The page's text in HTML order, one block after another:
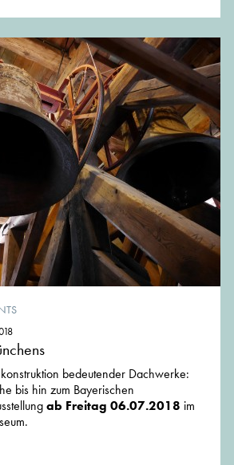
bedeutender Dachwerke:
bis hin zum Bayerischen
ab Freitag 06.07.2018 im